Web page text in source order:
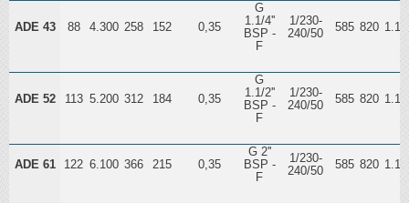
ADE 43 88 4.300 258 152 0,35
G
1.1/4''
BSP -
F
1/230-
240/50
585 820
ADE 52 113 5.200 312 184 0,35
G
1.1/2''
BSP -
F
1/230-
240/50
585 820
ADE 61 122 6.100 366 215 0,35
G 2''
BSP -
F
1/230-
240/50
585 820